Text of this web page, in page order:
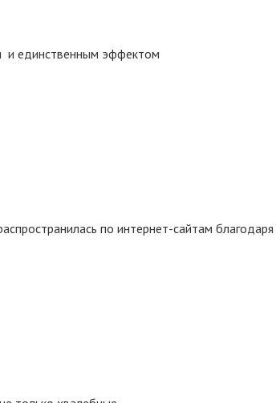
и единственным эффектом
по интернет-сайтам